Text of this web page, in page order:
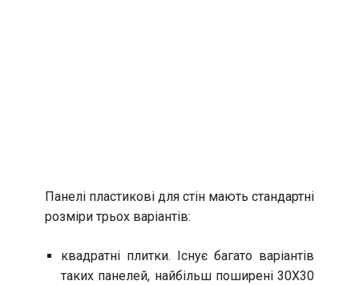
Панелі пластикові для стін мають стандартні
розміри трьох варіантів:
квадратні плитки. Існує багато варіантів
таких панелей, найбільш поширені 30Х30